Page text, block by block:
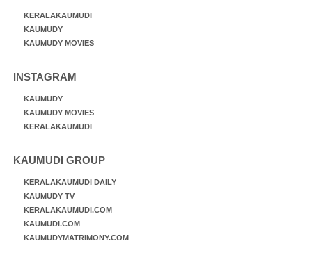
KERALAKAUMUDI
KAUMUDY
KAUMUDY MOVIES
INSTAGRAM
KAUMUDY
KAUMUDY MOVIES
KERALAKAUMUDI
KAUMUDI GROUP
KERALAKAUMUDI DAILY
KAUMUDY TV
KERALAKAUMUDI.COM
KAUMUDI.COM
KAUMUDYMATRIMONY.COM